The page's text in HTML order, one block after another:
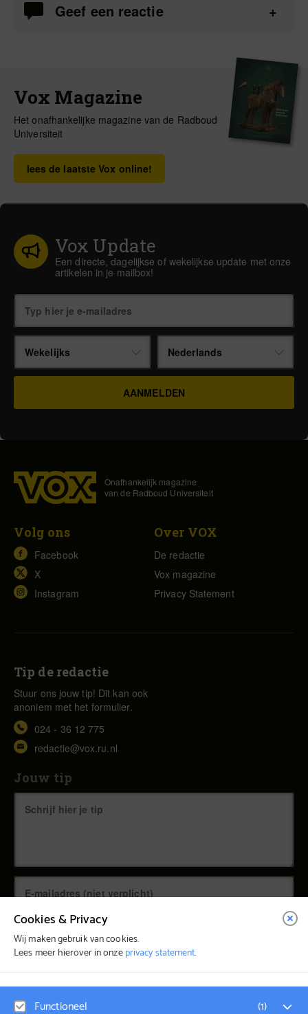
Geef een reactie
Vox Magazine
Het onafhankelijke magazine van de Radboud
Universiteit
lees de laatste Vox online!
Vox Update
Een directe, dagelijkse of wekelijkse update met onze
artikelen in je mailbox!
Wekelijks Nederlands
Onafhankelijk magazine
van de Radboud Universiteit
Volg ons
Facebook
X
Instagram
Over VOX
De redactie
Vox magazine
Privacy Statement
Tip de redactie
Stuur ons jouw tip! Dit kan ook
anoniem met het formulier.
024 - 36 12 775
redactie@vox.ru.nl
Jouw tip
© Vox Magazine 2026
Cookies & Privacy
Wij maken gebruik van cookies.
Lees meer hierover in onzeprivacy statement.
Functioneel (1)